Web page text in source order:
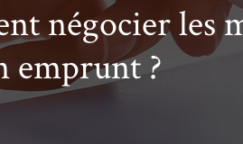
négocier les
emprunt ?